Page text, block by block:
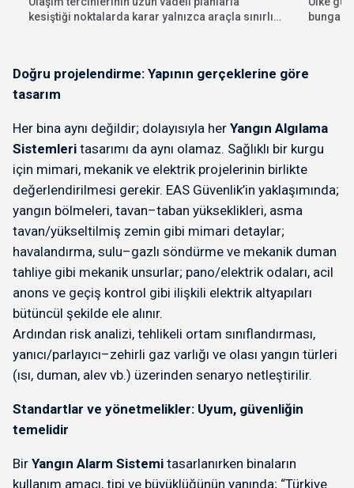
kesiştiği noktalarda karar yalnızca araçla sınırlı
Doğru projelendirme: Yapının gerçeklerine göre
tasarım
Her bina aynı değildir; dolayısıyla her Yangın Algılama
Sistemleri tasarımı da aynı olamaz. Sağlıklı bir kurgu
için mimari, mekanik ve elektrik projelerinin birlikte
değerlendirilmesi gerekir. EAS Güvenlik’in yaklaşımında;
yangın bölmeleri, tavan–taban yükseklikleri, asma
tavan/yükseltilmiş zemin gibi mimari detaylar;
havalandırma, sulu–gazlı söndürme ve mekanik duman
tahliye gibi mekanik unsurlar; pano/elektrik odaları, acil
anons ve geçiş kontrol gibi ilişkili elektrik altyapıları
bütüncül şekilde ele alınır.
Ardından risk analizi, tehlikeli ortam sınıflandırması,
yanıcı/parlayıcı–zehirli gaz varlığı ve olası yangın türleri
(ısı, duman, alev vb.) üzerinden senaryo netleştirilir.
Standartlar ve yönetmelikler: Uyum, güvenliğin
temelidir
Bir Yangın Alarm Sistemi tasarlanırken binaların
kullanım amacı, tipi ve büyüklüğünün yanında; “Türkiye